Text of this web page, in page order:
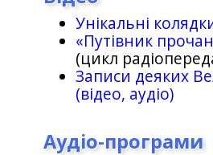
Унікальні
«Путівник
(цикл
Записи деяких
(відео, аудіо)
Аудіо-програми